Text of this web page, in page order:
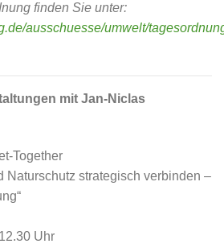
finden Sie unter:
ausschuesse/umwelt/
mit Jan-Niclas
Together
Naturschutz strategisch verbinden –
Uhr